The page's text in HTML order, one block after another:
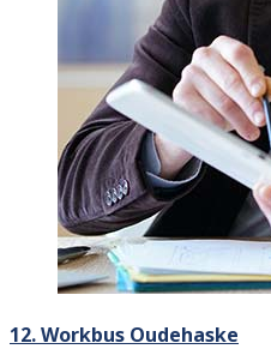
12. Workbus Oudehaske